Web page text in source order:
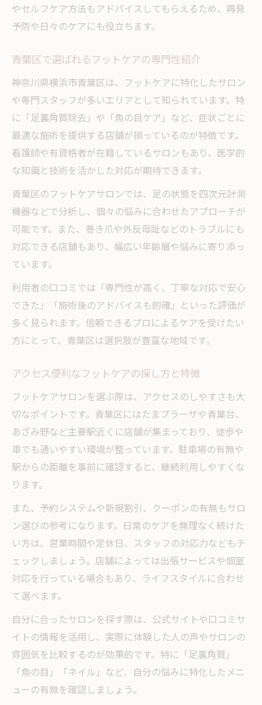
予約がスムーズなフットケアの選び方の秘
駅近でアクセス良好なフットケアサロン特
集
たまプラーザ周辺の人気フットケア傾向解
説
魚の目やタコのお悩みに青葉区で安心解決
魚の目やタコに効くフットケア技術の現在
青葉区で相談できる魚の目・タコケアポイ
ント
フットケアで根本から改善するお悩み解決
法
専門家による魚の目・タコケアの実際を紹
セルフケアとサロンケアの違いを知る重要
性
足の健康と美容を叶える青葉区のケア事情
健康と美を両立するフットケアの新常識
フットケアで実現する足トラブル予防法
やセルフケア方法もアドバイスしてもらえるため、再発
予防や日々のケアにも役立ちます。
青葉区で選ばれるフットケアの専門性紹介
神奈川県横浜市青葉区は、フットケアに特化したサロン
や専門スタッフが多いエリアとして知られています。特
に「足裏角質除去」や「魚の目ケア」など、症状ごとに
最適な施術を提供する店舗が揃っているのが特徴です。
看護師や有資格者が在籍しているサロンもあり、医学的
な知識と技術を活かした対応が期待できます。
青葉区のフットケアサロンでは、足の状態を四次元計測
機器などで分析し、個々の悩みに合わせたアプローチが
可能です。また、巻き爪や外反母趾などのトラブルにも
対応できる店舗もあり、幅広い年齢層や悩みに寄り添っ
ています。
利用者の口コミでは「専門性が高く、丁寧な対応で安心
できた」「施術後のアドバイスも的確」といった評価が
多く見られます。信頼できるプロによるケアを受けたい
方にとって、青葉区は選択肢が豊富な地域です。
アクセス便利なフットケアの探し方と特徴
フットケアサロンを選ぶ際は、アクセスのしやすさも大
切なポイントです。青葉区にはたまプラーザや青葉台、
あざみ野など主要駅近くに店舗が集まっており、徒歩や
車でも通いやすい環境が整っています。駐車場の有無や
駅からの距離を事前に確認すると、継続利用しやすくな
ります。
また、予約システムや新規割引、クーポンの有無もサロ
ン選びの参考になります。日常のケアを無理なく続けた
い方は、営業時間や定休日、スタッフの対応力などもチ
ェックしましょう。店舗によっては出張サービスや個室
対応を行っている場合もあり、ライフスタイルに合わせ
て選べます。
自分に合ったサロンを探す際は、公式サイトや口コミサ
イトの情報を活用し、実際に体験した人の声やサロンの
雰囲気を比較するのが効果的です。特に「足裏角質」
「魚の目」「ネイル」など、自分の悩みに特化したメニ
ューの有無を確認しましょう。